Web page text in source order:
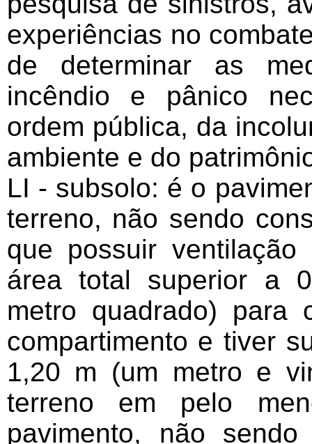
experiências no
de determinar as
incêndio e pânico
ordem pública, da
ambiente e do
LI - subsolo: é o
terreno, não sendo
que possuir
área total superior a
metro quadrado)
compartimento e tiver
1,20 m (um metro e
terreno em pelo
pavimento, não